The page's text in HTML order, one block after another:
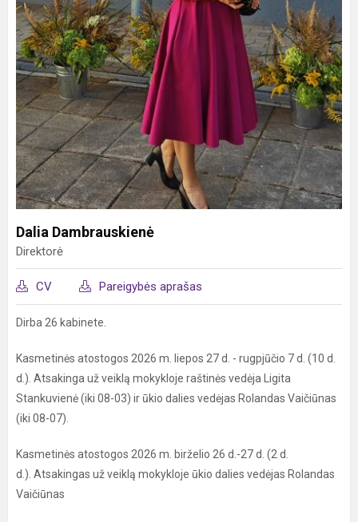
Dalia Dambrauskienė
Direktorė
CV Pareigybės aprašas
Dirba 26 kabinete.
Kasmetinės atostogos 2026 m. liepos 27 d. - rugpjūčio 7 d. (10 d.
d.). Atsakinga už veiklą mokykloje raštinės vedėja Ligita
Stankuvienė (iki 08-03) ir ūkio dalies vedėjas Rolandas Vaičiūnas
(iki 08-07).
Kasmetinės atostogos 2026 m. birželio 26 d.-27 d. (2 d.
d.). Atsakingas už veiklą mokykloje ūkio dalies vedėjas Rolandas
Vaičiūnas